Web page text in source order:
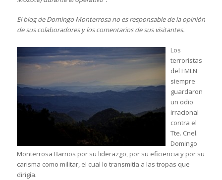
El blog de Domingo Monterrosa no es responsable de la opinión
de sus colaboradores y los comentarios de sus visitantes.
Los
terroristas
del FMLN
siempre
guardaron
un odio
irracional
contra el
Tte. Cnel.
Domingo
Monterrosa Barrios por su liderazgo, por su eficiencia y por su
carisma como militar, el cual lo transmitía a las tropas que
dirigía.